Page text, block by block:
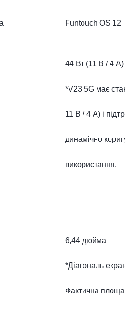
Funtouch OS 12
44 Вт (11 В / 4 А)
*V23 5G має
11 В / 4 А) і
динамічно
використання.
6,44 дюйма
*Діагональ
Фактична